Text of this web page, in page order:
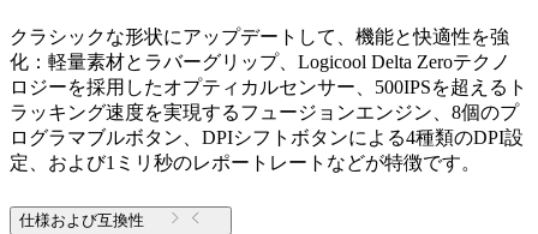
クラシックな形状にアップデートして、機能と快適性を強
化：軽量素材とラバーグリップ、Logicool Delta Zeroテクノ
ロジーを採用したオプティカルセンサー、500IPSを超えるト
ラッキング速度を実現するフュージョンエンジン、8個のプ
ログラマブルボタン、DPIシフトボタンによる4種類のDPI設
定、および1ミリ秒のレポートレートなどが特徴です。
仕様および互換性